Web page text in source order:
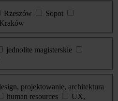
Rzeszów
Sopot
Kraków
jednolite magisterskie
projektowanie, architektura
human resources
UX,